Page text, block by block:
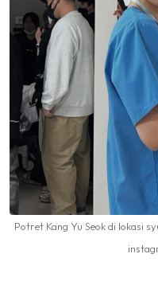
Potret Kang Yu Seok di lokasi